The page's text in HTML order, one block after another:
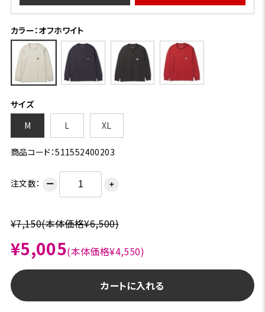
カラー：オフホワイト
サイズ
M
L XL
商品コード：511552400203
注文数： ー ＋
¥7,150(本体価格¥6,500)
¥5,005(本体価格¥4,550)
カートに入れる